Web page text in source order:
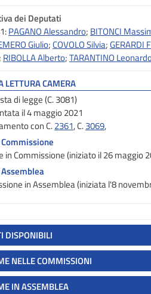
dei Deputati
PAGANO Alessandro; BITONCI
Giulio; COVOLO Silvia;GERARDI
; RIBOLLA Alberto;TARANTINO
LETTURA CAMERA
di legge (C. 3081)
il 4 maggio 2021
con C.2361, C.3069,
in Commissione (iniziato il 26 maggio
in Assemblea (iniziata l'8
DISPONIBILI
NELLE COMMISSIONI
IN ASSEMBLEA